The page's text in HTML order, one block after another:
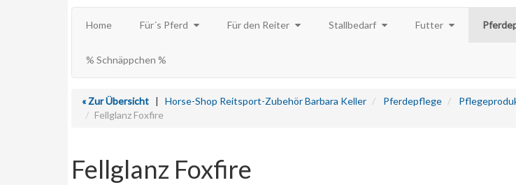
Home Für´s Pferd Für den Reiter Stallbedarf Futter
% Schnäppchen %
« Zur Übersicht | Horse-Shop Reitsport-Zubehör Barbara Keller Pferdepflege
Fellglanz Foxfire
Fellglanz Foxfire